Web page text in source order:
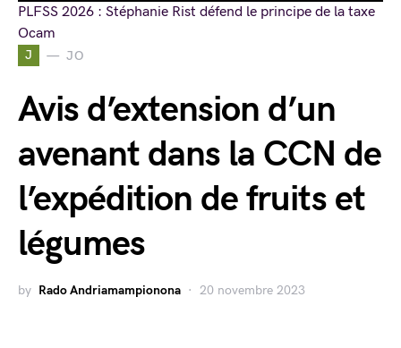
J JO
Avis d’extension d’un
avenant dans la CCN de
l’expédition de fruits et
légumes
by Rado Andriamampionona 20 novembre 2023
PLFSS 2026 : Stéphanie Rist défend le principe de la taxe
Ocam